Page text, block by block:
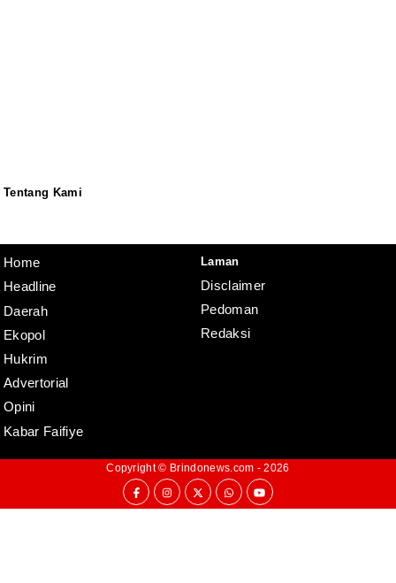
Tentang Kami
Home
Headline
Daerah
Ekopol
Hukrim
Advertorial
Opini
Kabar Faifiye
Laman
Disclaimer
Pedoman
Redaksi
Copyright © Brindonews.com - 2026